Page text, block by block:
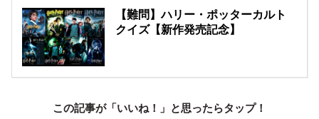
【難問】ハリー・ポッターカルト
クイズ【新作発売記念】
この記事が「いいね！」と思ったらタップ！